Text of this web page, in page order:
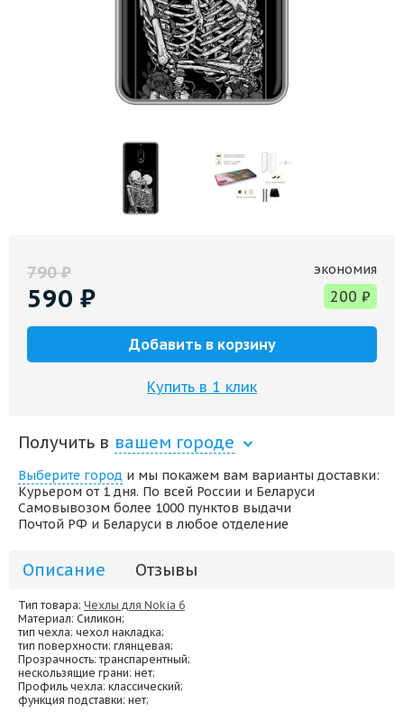
790₽
590 ₽
экономия
200 ₽
Добавить в корзину
Купить в 1 клик
Получить в вашем городе
Выберите город и мы покажем вам варианты доставки:
Курьером от 1 дня. По всей России и Беларуси
Самовывозом более 1000 пунктов выдачи
Почтой РФ и Беларуси в любое отделение
Описание Отзывы
Тип товара: Чехлы для Nokia 6
Материал: Силикон;
тип чехла: чехол накладка;
тип поверхности: глянцевая;
Прозрачность: транспарентный;
нескользящие грани: нет;
Профиль чехла: классический;
функция подставки: нет;